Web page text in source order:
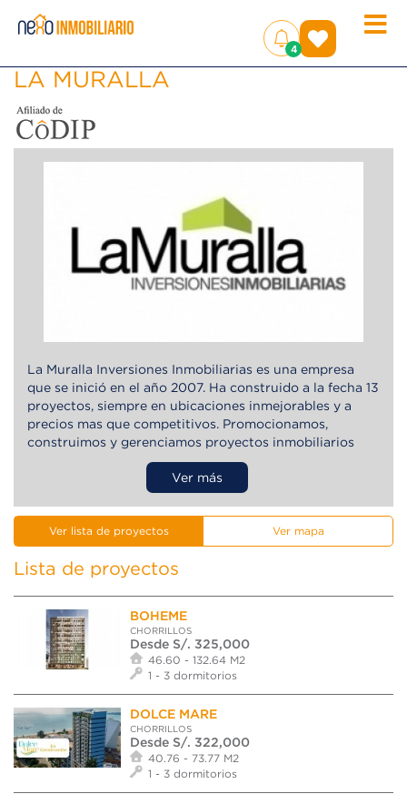
Toggle
4
()
LA MURALLA
La Muralla Inversiones Inmobiliarias es una empresa
que se inició en el año 2007. Ha construido a la fecha 13
proyectos, siempre en ubicaciones inmejorables y a
precios mas que competitivos. Promocionamos,
construimos y gerenciamos proyectos inmobiliarios
para que nuestros clientes tengan el mejor lugar donde
Ver más
Ver lista de proyectos Ver mapa
Lista de proyectos
BOHEME
CHORRILLOS
Desde S/. 325,000
46.60 - 132.64 M2
1 - 3 dormitorios
DOLCE MARE
CHORRILLOS
Desde S/. 322,000
40.76 - 73.77 M2
1 - 3 dormitorios